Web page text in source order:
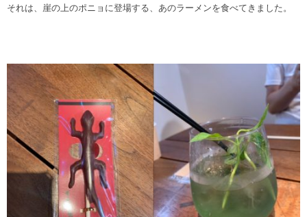
それは、崖の上のポニョに登場する、あのラーメンを食べてきました。